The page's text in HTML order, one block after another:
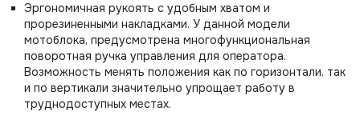
Эргономичная рукоять с удобным хватом и
прорезиненными накладками. У данной модели
мотоблока, предусмотрена многофункциональная
поворотная ручка управления для оператора.
Возможность менять положения как по горизонтали, так
и по вертикали значительно упрощает работу в
труднодоступных местах.